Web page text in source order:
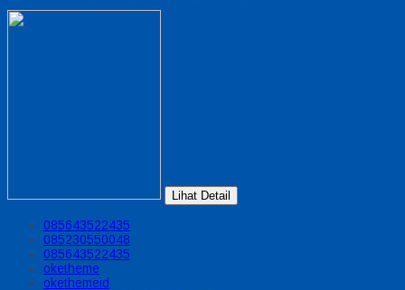
Lihat Detail
085643522435
085230550048
085643522435
oketheme
okethemeid